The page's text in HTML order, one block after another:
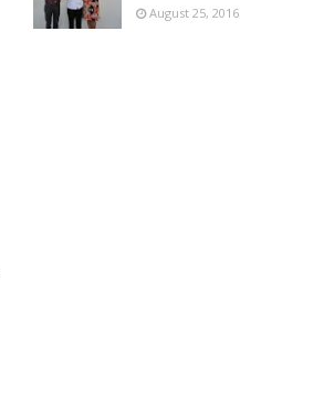
August 25, 2016